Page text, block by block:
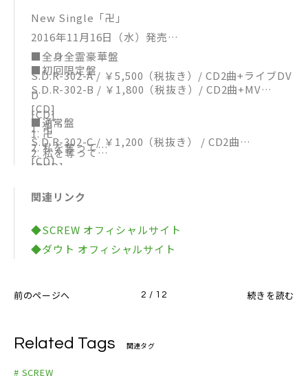
New Single「卍」
2016年11月16日（水）発売
■全身全霊豪華盤
S.D.R-302-A / ￥5,500（税抜き）/ CD2曲+ライブDV
D
[CD]
1. 卍
2. 私を奪って…
新宿ReNY LIVE DVD
■初回限定盤
S.D.R-302-B / ￥1,800（税抜き）/ CD2曲+MV
[CD]
1. 卍
2. 私を奪って…
[DVD]
■通常盤
S.D.R-302-C / ￥1,200（税抜き） / CD2曲
[CD]
2. 私を奪って…
関連リンク
◆SCREW オフィシャルサイト
◆ダウト オフィシャルサイト
前のページへ 2 / 12 続きを読む
Related Tags 関連タグ
# SCREW